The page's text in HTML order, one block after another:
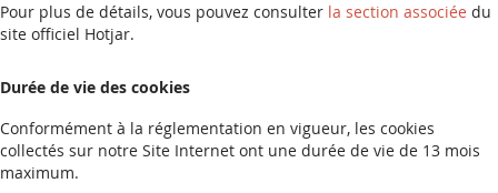
Pour plus de détails, vous pouvez consulter la section associée du
site officiel Hotjar.
Durée de vie des cookies
Conformément à la réglementation en vigueur, les cookies
collectés sur notre Site Internet ont une durée de vie de 13 mois
maximum.